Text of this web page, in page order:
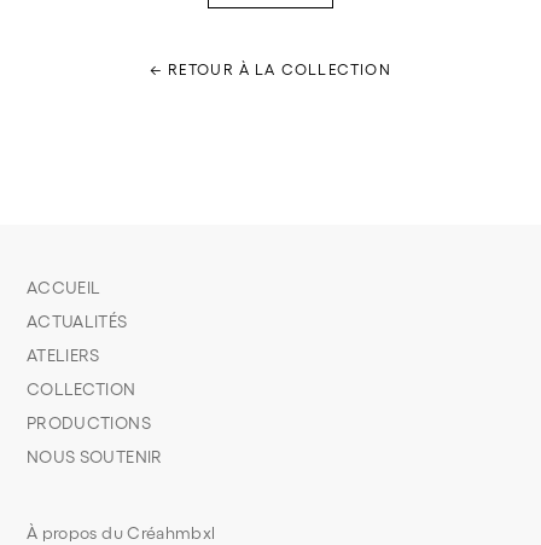
← RETOUR À LA COLLECTION
À propos du Créahmbxl
ACCUEIL
ACTUALITÉS
ATELIERS
COLLECTION
PRODUCTIONS
NOUS SOUTENIR